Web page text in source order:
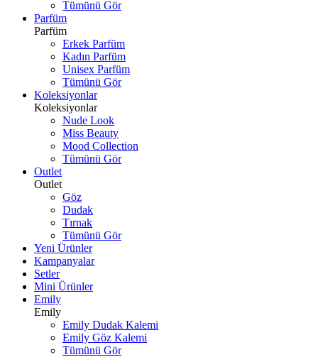
Tümünü Gör
Parfüm
Parfüm
Erkek Parfüm
Kadın Parfüm
Unisex Parfüm
Tümünü Gör
Koleksiyonlar
Koleksiyonlar
Nude Look
Miss Beauty
Mood Collection
Tümünü Gör
Outlet
Outlet
Göz
Dudak
Tırnak
Tümünü Gör
Yeni Ürünler
Kampanyalar
Setler
Mini Ürünler
Emily
Emily
Emily Dudak Kalemi
Emily Göz Kalemi
Tümünü Gör